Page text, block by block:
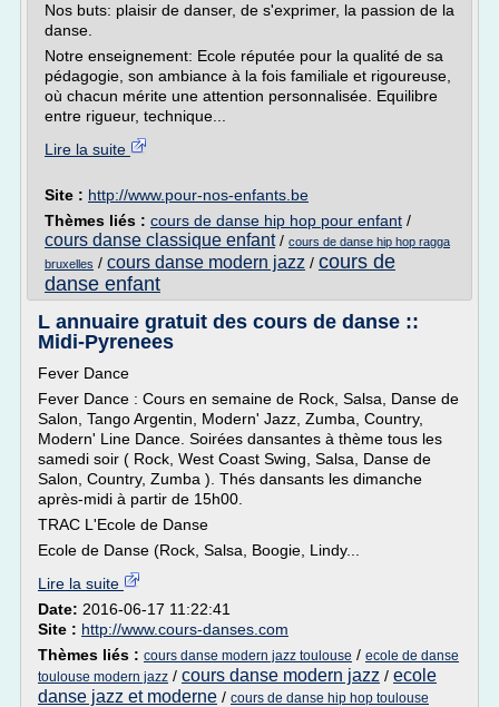
Nos buts: plaisir de danser, de s'exprimer, la passion de la
danse.
Notre enseignement: Ecole réputée pour la qualité de sa
pédagogie, son ambiance à la fois familiale et rigoureuse,
où chacun mérite une attention personnalisée. Equilibre
entre rigueur, technique...
Lire la suite
Site : http://www.pour-nos-enfants.be
Thèmes liés : cours de danse hip hop pour enfant /
cours danse classique enfant/ cours de danse hip hop ragga
bruxelles / cours danse modern jazz / cours de
danse enfant
L annuaire gratuit des cours de danse ::
Midi-Pyrenees
Fever Dance
Fever Dance : Cours en semaine de Rock, Salsa, Danse de
Salon, Tango Argentin, Modern' Jazz, Zumba, Country,
Modern' Line Dance. Soirées dansantes à thème tous les
samedi soir ( Rock, West Coast Swing, Salsa, Danse de
Salon, Country, Zumba ). Thés dansants les dimanche
après-midi à partir de 15h00.
TRAC L'Ecole de Danse
Ecole de Danse (Rock, Salsa, Boogie, Lindy...
Lire la suite
Date: 2016-06-17 11:22:41
Site : http://www.cours-danses.com
Thèmes liés : cours danse modern jazz toulouse / ecole de danse
toulouse modern jazz / cours danse modern jazz / ecole
danse jazz et moderne / cours de danse hip hop toulouse